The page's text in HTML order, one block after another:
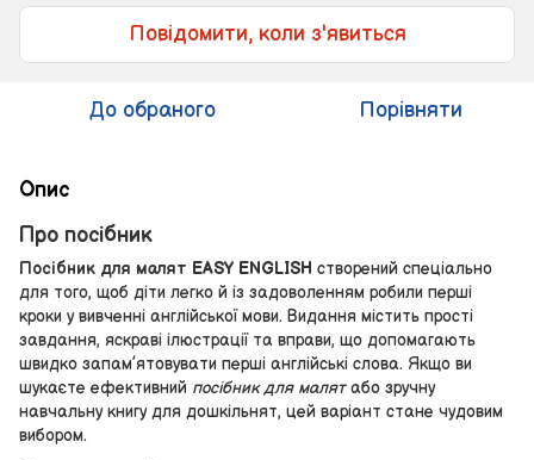
Повідомити, коли з'явиться
До обраного Порівняти
Опис
Про посібник
Посібник для малят EASY ENGLISH створений спеціально
для того, щоб діти легко й із задоволенням робили перші
кроки у вивченні англійської мови. Видання містить прості
завдання, яскраві ілюстрації та вправи, що допомагають
швидко запам’ятовувати перші англійські слова. Якщо ви
шукаєте ефективний посібник для малятабо зручну
навчальну книгу для дошкільнят, цей варіант стане чудовим
вибором.